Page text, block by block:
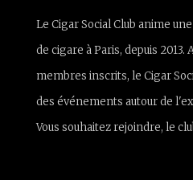
Le Cigar Social Club anime
de cigare à Paris, depuis 2013.
membres inscrits, le Cigar
des événements autour de
Vous souhaitez rejoindre, le